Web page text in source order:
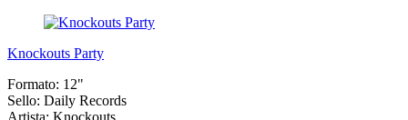
Knockouts Party
Formato: 12"
Sello: Daily Records
Artista: Knockouts